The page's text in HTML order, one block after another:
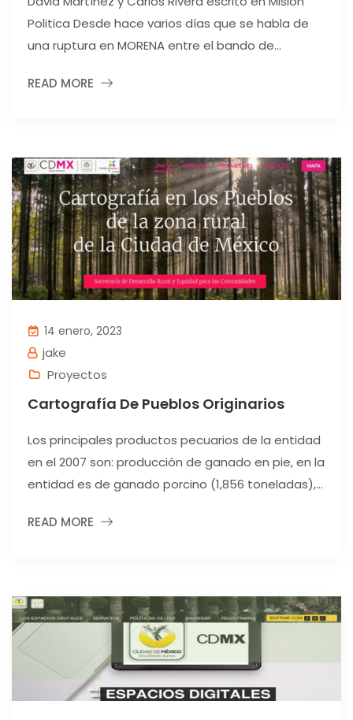
Politica Desde hace varios días que se habla de
una ruptura en MORENA entre el bando de...
READ MORE
14 enero, 2023
jake
Proyectos
Cartografía De Pueblos Originarios
Los principales productos pecuarios de la entidad
en el 2007 son: producción de ganado en pie, en la
entidad es de ganado porcino (1,856 toneladas),...
READ MORE